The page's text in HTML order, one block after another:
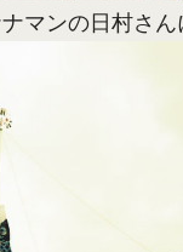
マンの日村さん